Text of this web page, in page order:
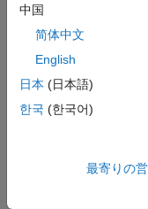
Programmatic
You cannot set this
line.
Version
中国
简体中文
English
日本 (日本語)
한국 (한국어)
最寄りの